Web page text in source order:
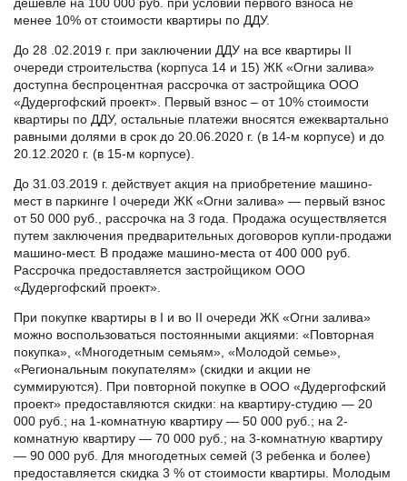
менее 10% от стоимости квартиры по ДДУ.
До 28 .02.2019 г. при заключении ДДУ на все квартиры II
очереди строительства (корпуса 14 и 15) ЖК «Огни залива»
доступна беспроцентная рассрочка от застройщика ООО
«Дудергофский проект». Первый взнос – от 10% стоимости
квартиры по ДДУ, остальные платежи вносятся ежеквартально
равными долями в срок до 20.06.2020 г. (в 14-м корпусе) и до
20.12.2020 г. (в 15-м корпусе).
До 31.03.2019 г. действует акция на приобретение машино-
мест в паркинге I очереди ЖК «Огни залива» — первый взнос
от 50 000 руб., рассрочка на 3 года. Продажа осуществляется
путем заключения предварительных договоров купли-продажи
машино-мест. В продаже машино-места от 400 000 руб.
Рассрочка предоставляется застройщиком ООО
«Дудергофский проект».
При покупке квартиры в I и во II очереди ЖК «Огни залива»
можно воспользоваться постоянными акциями: «Повторная
покупка», «Многодетным семьям», «Молодой семье»,
«Региональным покупателям» (скидки и акции не
суммируются). При повторной покупке в ООО «Дудергофский
проект» предоставляются скидки: на квартиру-студию — 20
000 руб.; на 1-комнатную квартиру — 50 000 руб.; на 2-
комнатную квартиру — 70 000 руб.; на 3-комнатную квартиру
— 90 000 руб. Для многодетных семей (3 ребенка и более)
предоставляется скидка 3 % от стоимости квартиры. Молодым